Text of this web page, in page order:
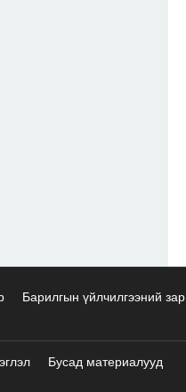
Барилгын үйлчилгээний зар
Бусад материалууд